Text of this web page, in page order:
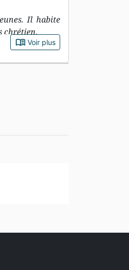
Il habite
chrétien.
book_open Voir plus